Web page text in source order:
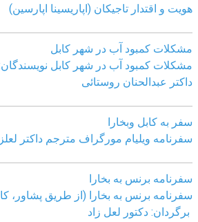
هویت و اقتدار تاجیکان (اپاریسینا اپارسین)
مشکلات کمبود آب در شهر کابل
مشکلات کمبود آب در شهر کابل
داکتر عبدالحنان روستائی
سفر به کابل وبخارا
سفرنامه ویلیام مورگراف مترجم داکتر
سفرنامه برنس به بخارا
سفرنامه برنس به بخارا (از طریق پشاور،
برگردان: دکتور لعل زاد